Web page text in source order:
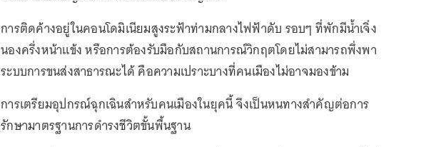
การติดค้างอยู่ในคอนโดมิเนียมสูงระฟ้าท่ามกลางไฟฟ้าดับ รอบๆ ที่พักมีน้ำเจิ่ง
นองครึ่งหน้าแข้ง หรือการต้องรับมือกับสถานการณ์วิกฤตโดยไม่สามารถพึ่งพา
ระบบการขนส่งสาธารณะได้ คือความเปราะบางที่คนเมืองไม่อาจมองข้าม
การเตรียมอุปกรณ์ฉุกเฉินสำหรับคนเมืองในยุคนี้ จึงเป็นหนทางสำคัญต่อการ
รักษามาตรฐานการดำรงชีวิตขั้นพื้นฐาน